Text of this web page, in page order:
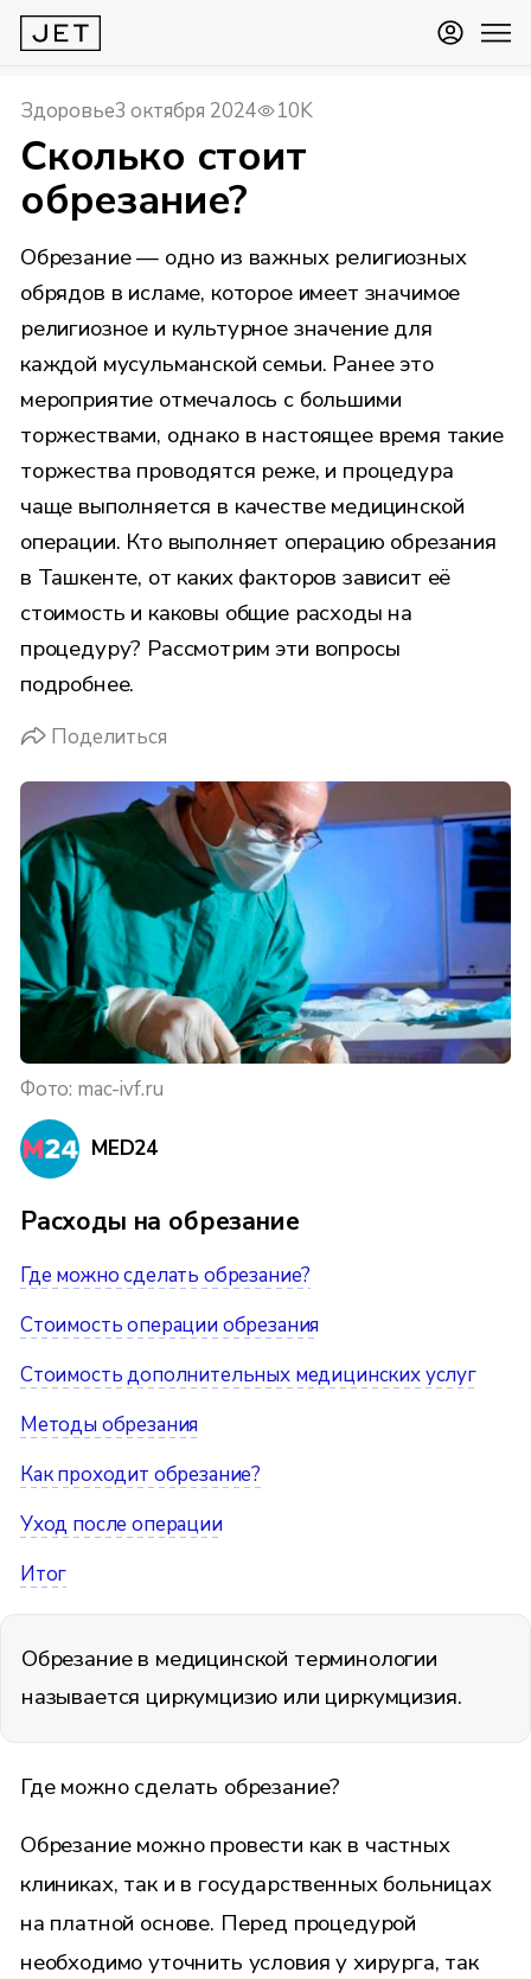
Здоровье3 октября 2024 10K
Сколько стоит
обрезание?
Обрезание — одно из важных религиозных
обрядов в исламе, которое имеет значимое
религиозное и культурное значение для
каждой мусульманской семьи. Ранее это
мероприятие отмечалось с большими
торжествами, однако в настоящее время такие
торжества проводятся реже, и процедура
чаще выполняется в качестве медицинской
операции. Кто выполняет операцию обрезания
в Ташкенте, от каких факторов зависит её
стоимость и каковы общие расходы на
процедуру? Рассмотрим эти вопросы
подробнее.
Поделиться
Фото: mac-ivf.ru
MED24
Расходы на обрезание
Где можно сделать обрезание?
Стоимость операции обрезания
Стоимость дополнительных медицинских услуг
Методы обрезания
Как проходит обрезание?
Уход после операции
Итог
Обрезание в медицинской терминологии
называется циркумцизио или циркумцизия.
Где можно сделать обрезание?
Обрезание можно провести как в частных
клиниках, так и в государственных больницах
на платной основе. Перед процедурой
необходимо уточнить условия у хирурга, так